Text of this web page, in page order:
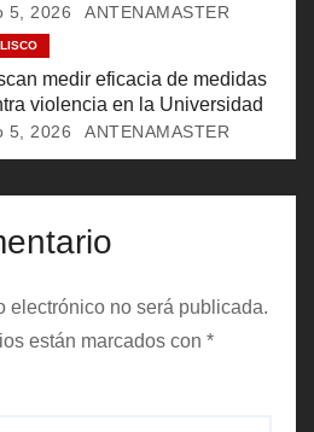
5, 2026 ANTENAMASTER
medir eficacia de medidas
violencia en la Universidad
5, 2026 ANTENAMASTER
electrónico no será publicada.
están marcados con *